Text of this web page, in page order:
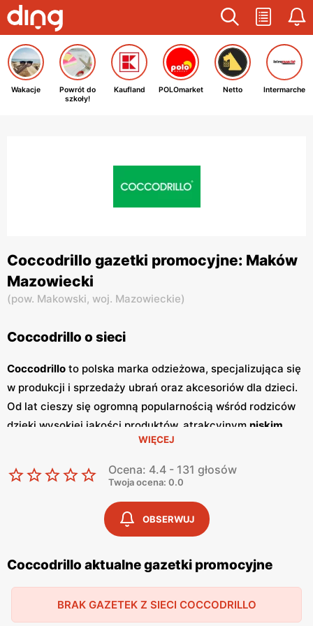
Wakacje
Powrót do
szkoły!
Kaufland POLOmarket Netto Intermarche
Coccodrillo gazetki promocyjne: Maków
Mazowiecki
(pow. Makowski, woj. Mazowieckie)
Coccodrillo o sieci
Coccodrillo to polska marka odzieżowa, specjalizująca się
w produkcji i sprzedaży ubrań oraz akcesoriów dla dzieci.
Od lat cieszy się ogromną popularnością wśród rodziców
dzięki wysokiej jakości produktów, atrakcyjnym niskim
oraz nowoczesnym wzorom. Klienci cenią sobie
szeroki wybór, częste
promocje
oraz dbałość o detale,
które sprawiają, że odzieżCoccodrillo
trwała. Jednym z kluczowych elementów strategii
Coccodrillosą regularnie wydawane
.Gazetkite prezentują najnowsze
kolekcje, wyprzedaże oraz specjalne oferty, dzięki czemu
klienci mogą planować swoje zakupy i korzystać z
w formie papierowej w sklepach, jak i online, co umożliwia
WIĘCEJ
Ocena: 4.4 - 131 głosów
Twoja ocena: 0.0
OBSERWUJ
Coccodrillo aktualne gazetki promocyjne
BRAK GAZETEK Z SIECI COCCODRILLO